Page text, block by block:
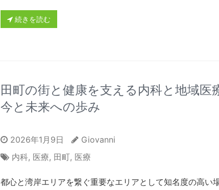
続きを読む
田町の街と健康を支える内科と地域医
今と未来への歩み
2026年1月9日
Giovanni
内科, 医療, 田町, 医療
都心と湾岸エリアを繋ぐ重要なエリアとして知名度の高い場